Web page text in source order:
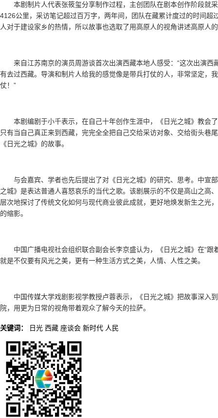
本剧制片人代表张筱玺分享制作过程，主创团队在剧本创作阶段就
4126公里，采访笔记超过百万字，两年间，团队在藏累计度过的时间超
人对于建设家乡的热情，所以故事也选取了用高原人的视角讲述高原人
来自江苏南京的演员周游谈首次出演西藏本地人感受：“这次出演
有去过西藏。导演和制片人给我的感觉像是带兵打仗的人，非常坚定，
仗！”
本剧编剧于小千表示，在自己十年创作生涯中，《日光之城》教会
只有当自己真正来到西藏，完完全全把自己交给采访对象、交给街头巷
《日光之城》的故事。
与会嘉宾、学者也先后提出了对《日光之城》的研究、思考。中宣部
之城》是表达普通人喜怒哀乐的当代之歌。该剧展示的不仅是高山之高
层次地探讨了传统文化如何与现代商业彼此成就，更好地焕发新生之光
的缩影。
中国广播电视社会组织联合副会长李京盛认为，《日光之城》在“
就是不仅要有风光之美，更有一种生活方式之美，人情、人性之美。
中国传媒大学戏剧影视学教授卢蓉表示，《日光之城》把故事深入
院，用更为日常的视角带着观众了解今天的拉萨。
关键词： 日光 西藏 座谈会 新时代 人民